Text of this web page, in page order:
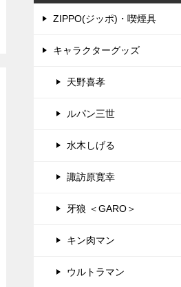
ZIPPO(ジッポ)・喫煙具
キャラクターグッズ
天野喜孝
ルパン三世
水木しげる
諏訪原寛幸
牙狼 ＜GARO＞
キン肉マン
ウルトラマン